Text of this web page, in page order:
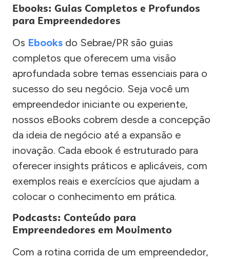
Ebooks: Guias Completos e Profundos
para Empreendedores
Os Ebooks do Sebrae/PR são guias
completos que oferecem uma visão
aprofundada sobre temas essenciais para o
sucesso do seu negócio. Seja você um
empreendedor iniciante ou experiente,
nossos eBooks cobrem desde a concepção
da ideia de negócio até a expansão e
inovação. Cada ebook é estruturado para
oferecer insights práticos e aplicáveis, com
exemplos reais e exercícios que ajudam a
colocar o conhecimento em prática.
Podcasts: Conteúdo para
Empreendedores em Movimento
Com a rotina corrida de um empreendedor,